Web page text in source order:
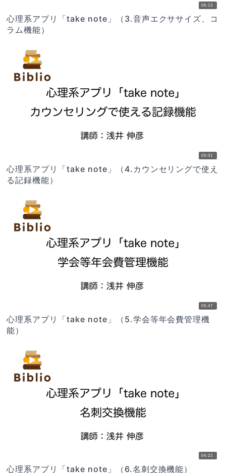
06:13
心理系アプリ「take note」（3.音声エクササイズ、コ
ラム機能）
05:01
心理系アプリ「take note」（4.カウンセリングで使え
る記録機能）
05:47
心理系アプリ「take note」（5.学会等年会費管理機
能）
04:22
心理系アプリ「take note」（6.名刺交換機能）